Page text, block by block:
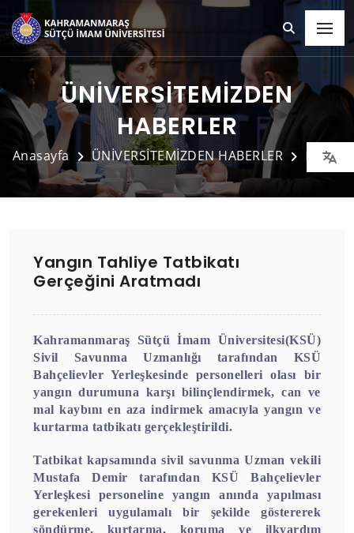
ÜNİVERSİTEMİZDEN
HABERLER
Anasayfa ÜNİVERSİTEMİZDEN HABERLER Detay
Yangın Tahliye Tatbikatı
Gerçeğini Aratmadı
Kahramanmaraş Sütçü İmam Üniversitesi(KSÜ)
Sivil Savunma Uzmanlığı tarafından KSÜ
Bahçelievler Yerleşkesinde personelleri olası bir
yangın durumuna karşı bilinçlendirmek, can ve
mal kaybını en aza indirmek amacıyla yangın ve
kurtarma tatbikatı gerçekleştirildi.
Tatbikat kapsamında sivil savunma Uzman vekili
Mustafa Demir tarafından KSÜ Bahçelievler
Yerleşkesi personeline yangın anında yapılması
gerekenleri uygulamalı bir şekilde göstererek
söndürme, kurtarma, koruma ve ilkyardım